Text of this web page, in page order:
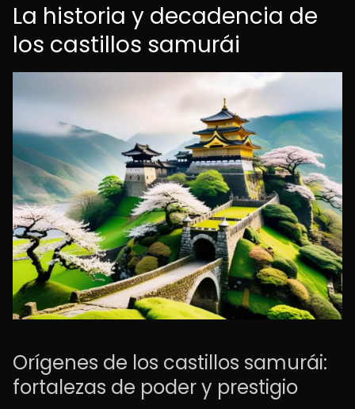
La historia y decadencia de
los castillos samurái
Orígenes de los castillos samurái:
fortalezas de poder y prestigio